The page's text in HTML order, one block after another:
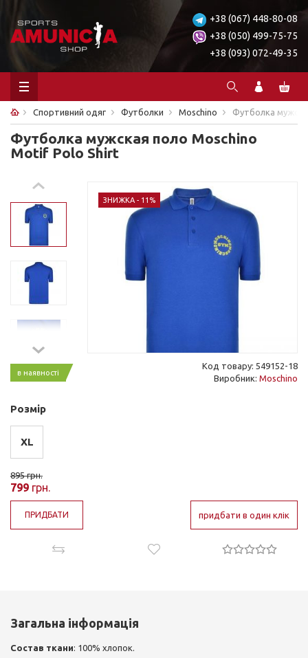
+38 (067) 448-80-08
+38 (050) 499-75-75
+38 (093) 072-49-35
Спортивний одяг Футболки Moschino Футболка
Футболка мужская поло Moschino
Motif Polo Shirt
ЗНИЖКА - 11%
в наявності
Код товару: 549152-18
Виробник: Moschino
Розмір
XL
895грн.
799 грн.
ПРИДБАТИ придбати в один клік
Загальна інформація
Состав ткани: 100% хлопок.